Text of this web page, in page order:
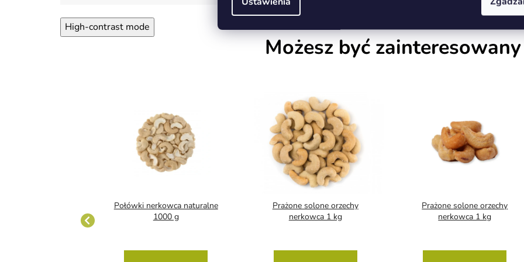
High-contrast mode
Możesz być zainteresowany
Połówki nerkowca naturalne
1000 g
Prażone solone orzechy
nerkowca 1 kg
Prażone solone orzechy
nerkowca 1 kg